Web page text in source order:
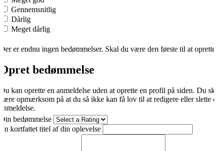
Gennemsnitlig
Dårlig
Meget dårlig
er endnu ingen bedømmelser. Skal du være den første til at oprette
bedømmelse
kan oprette en anmeldelse uden at oprette en profil på siden. Du
opmærksom på at du så ikke kan få lov til at redigere eller slette
bedømmelse
kortfattet titel af din oplevelse